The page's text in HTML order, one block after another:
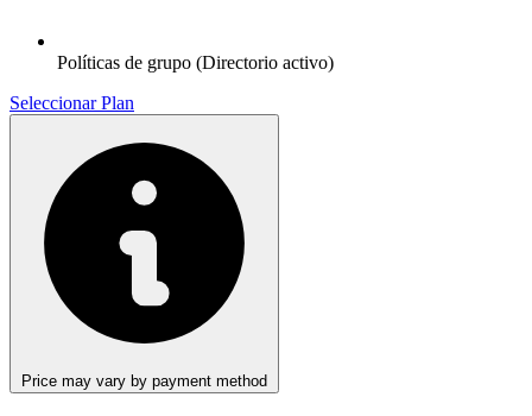
Políticas de grupo (Directorio activo)
Seleccionar Plan
Price may vary by payment method